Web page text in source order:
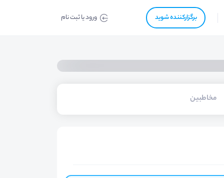
برگزار‌‌کننده شوید ورود یا ثبت نام
مخاطبین